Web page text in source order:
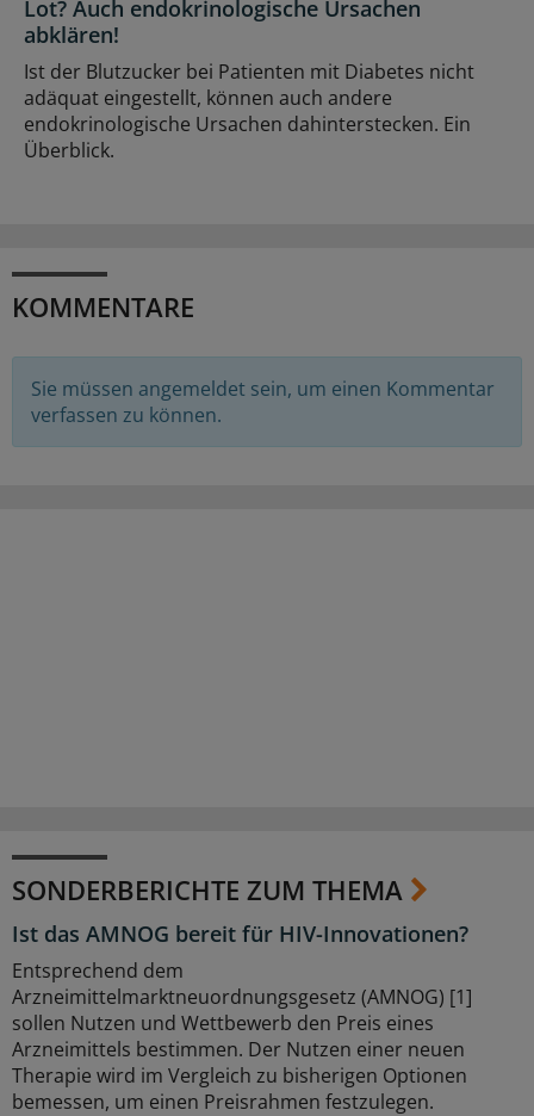
Lot? Auch endokrinologische Ursachen
abklären!
Ist der Blutzucker bei Patienten mit Diabetes nicht
adäquat eingestellt, können auch andere
endokrinologische Ursachen dahinterstecken. Ein
Überblick.
KOMMENTARE
Sie müssen angemeldet sein, um einen Kommentar
verfassen zu können.
SONDERBERICHTE ZUM THEMA
Ist das AMNOG bereit für HIV-Innovationen?
Entsprechend dem
Arzneimittelmarktneuordnungsgesetz (AMNOG) [1]
sollen Nutzen und Wettbewerb den Preis eines
Arzneimittels bestimmen. Der Nutzen einer neuen
Therapie wird im Vergleich zu bisherigen Optionen
bemessen, um einen Preisrahmen festzulegen.